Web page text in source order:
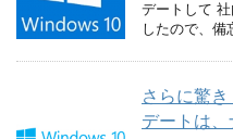
デートして
したので、
さらに驚
デートは、